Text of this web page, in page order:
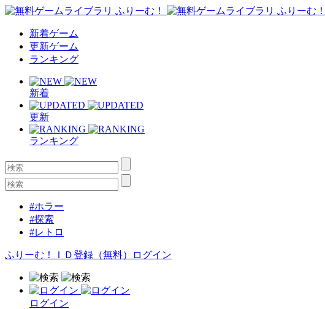
新着ゲーム
更新ゲーム
ランキング
新着
更新
ランキング
#ホラー
#探索
#レトロ
ふりーむ！ＩＤ登録（無料） ログイン
ログイン